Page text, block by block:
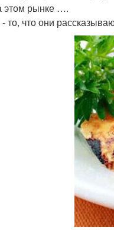
этом рынке ….
- то, что они